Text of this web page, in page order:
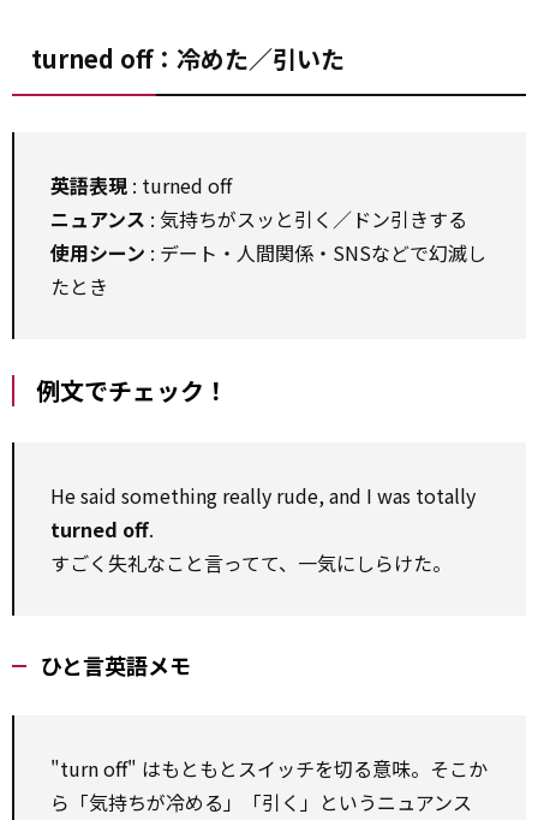
turned off：冷めた／引いた
英語表現 : turned off
ニュアンス : 気持ちがスッと引く／ドン引きする
使用シーン : デート・人間関係・SNSなどで幻滅し
たとき
例文でチェック！
He said something really rude, and I was totally
turned off.
すごく失礼なこと言ってて、一気にしらけた。
ひと言英語メモ
"turn off" はもともとスイッチを切る意味。そこか
ら「気持ちが冷める」「引く」というニュアンス